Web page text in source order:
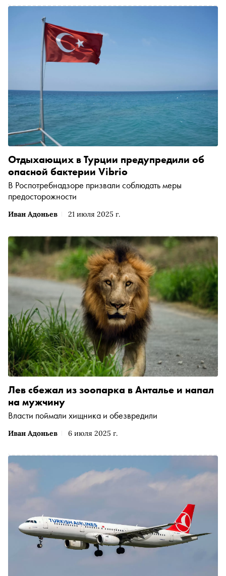
Иван Адоньев 21 июля 2025 г.
Отдыхающих в Турции предупредили об
опасной бактерии Vibrio
В Роспотребнадзоре призвали соблюдать меры
предосторожности
Иван Адоньев 6 июля 2025 г.
Лев сбежал из зоопарка в Анталье и напал
на мужчину
Власти поймали хищника и обезвредили